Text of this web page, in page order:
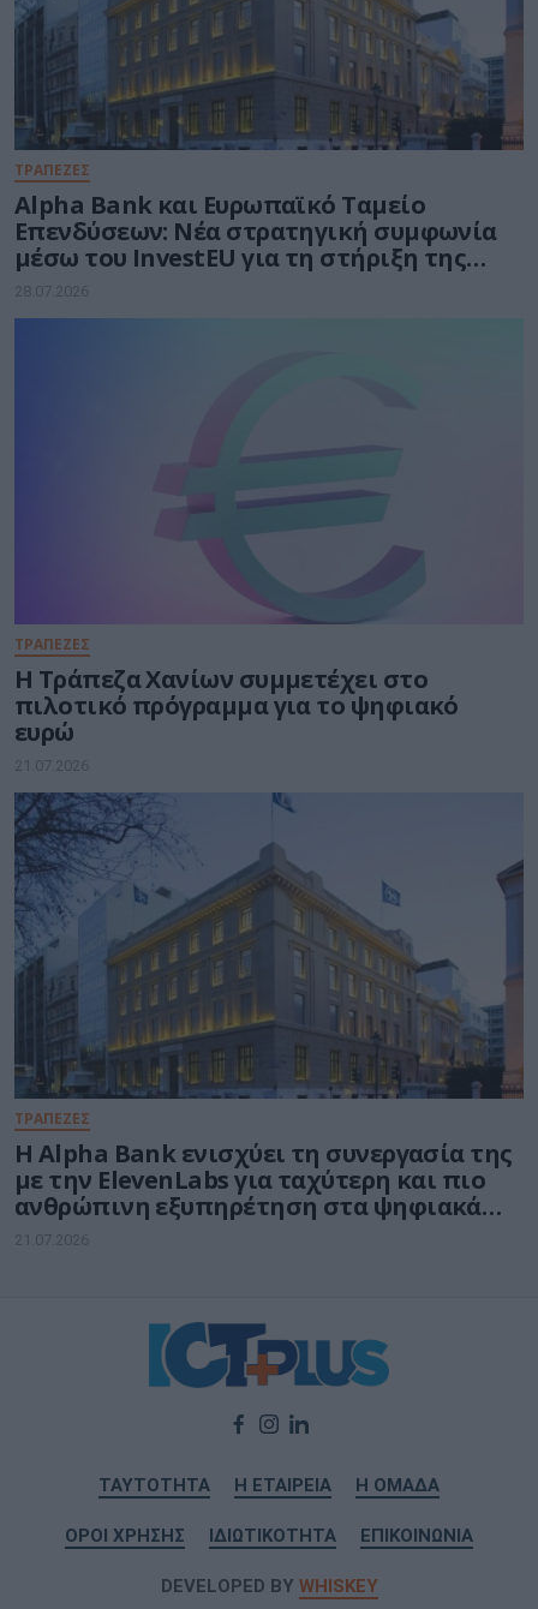
ΤΡΑΠΕΖΕΣ
Alpha Bank και Ευρωπαϊκό Ταμείο
Επενδύσεων: Νέα στρατηγική συμφωνία
μέσω του InvestEU για τη στήριξη της
ελληνικής επιχειρηματικότητας
28.07.2026
ΤΡΑΠΕΖΕΣ
Η Τράπεζα Χανίων συμμετέχει στο
πιλοτικό πρόγραμμα για το ψηφιακό
ευρώ
21.07.2026
ΤΡΑΠΕΖΕΣ
Η Alpha Bank ενισχύει τη συνεργασία της
με την ElevenLabs για ταχύτερη και πιο
ανθρώπινη εξυπηρέτηση στα ψηφιακά
κανάλια
21.07.2026
ΤΑΥΤΟΤΗΤΑ Η ΕΤΑΙΡΕΙΑ Η ΟΜΑΔΑ
ΟΡΟΙ ΧΡΗΣΗΣ ΙΔΙΩΤΙΚΟΤΗΤΑ ΕΠΙΚΟΙΝΩΝΙΑ
DEVELOPED BY WHISKEY